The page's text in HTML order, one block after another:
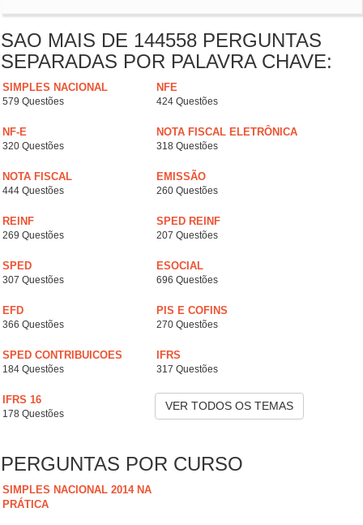
SAO MAIS DE 144558 PERGUNTAS
SEPARADAS POR PALAVRA CHAVE:
SIMPLES NACIONAL
579 Questões
NFE
424 Questões
NF-E
320 Questões
NOTA FISCAL ELETRÔNICA
318 Questões
NOTA FISCAL
444 Questões
EMISSÃO
260 Questões
REINF
269 Questões
SPED REINF
207 Questões
SPED
307 Questões
ESOCIAL
696 Questões
EFD
366 Questões
PIS E COFINS
270 Questões
SPED CONTRIBUICOES
184 Questões
IFRS
317 Questões
IFRS 16
178 Questões
VER TODOS OS TEMAS
PERGUNTAS POR CURSO
SIMPLES NACIONAL 2014 NA
PRÁTICA